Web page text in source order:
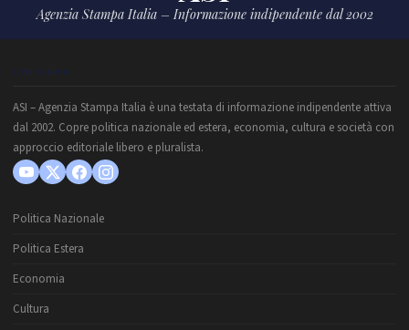
Agenzia Stampa Italia – Informazione indipendente dal 2002
CHI SIAMO
ASI – Agenzia Stampa Italia è una testata di informazione indipendente attiva
dal 2002. Copre politica nazionale ed estera, economia, cultura e società con
approccio editoriale libero e pluralista.
Politica Nazionale
Politica Estera
Economia
Cultura